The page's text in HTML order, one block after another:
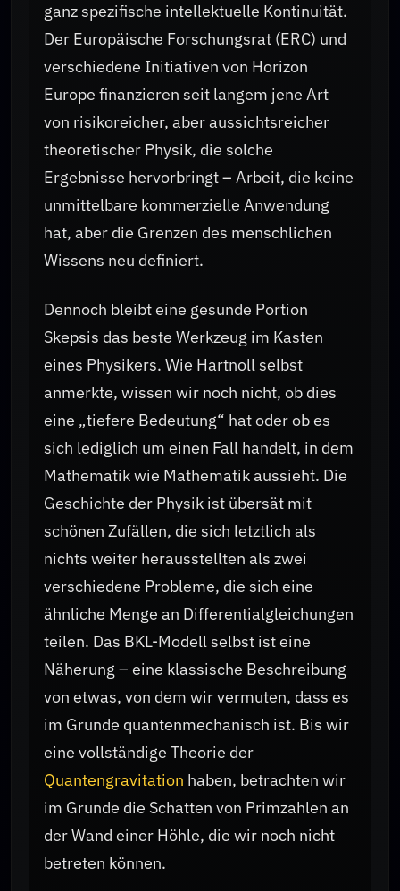
ganz spezifische intellektuelle Kontinuität.
Der Europäische Forschungsrat (ERC) und
verschiedene Initiativen von Horizon
Europe finanzieren seit langem jene Art
von risikoreicher, aber aussichtsreicher
theoretischer Physik, die solche
Ergebnisse hervorbringt – Arbeit, die keine
unmittelbare kommerzielle Anwendung
hat, aber die Grenzen des menschlichen
Wissens neu definiert.
Dennoch bleibt eine gesunde Portion
Skepsis das beste Werkzeug im Kasten
eines Physikers. Wie Hartnoll selbst
anmerkte, wissen wir noch nicht, ob dies
eine „tiefere Bedeutung“ hat oder ob es
sich lediglich um einen Fall handelt, in dem
Mathematik wie Mathematik aussieht. Die
Geschichte der Physik ist übersät mit
schönen Zufällen, die sich letztlich als
nichts weiter herausstellten als zwei
verschiedene Probleme, die sich eine
ähnliche Menge an Differentialgleichungen
teilen. Das BKL-Modell selbst ist eine
Näherung – eine klassische Beschreibung
von etwas, von dem wir vermuten, dass es
im Grunde quantenmechanisch ist. Bis wir
eine vollständige Theorie der
Quantengravitation haben, betrachten wir
im Grunde die Schatten von Primzahlen an
der Wand einer Höhle, die wir noch nicht
betreten können.